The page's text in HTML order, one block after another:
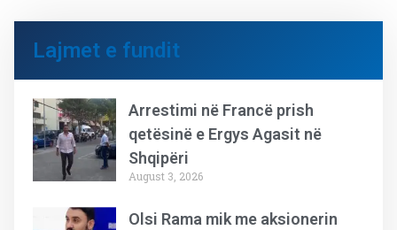
Lajmet e fundit
Arrestimi në Francë prish
qetësinë e Ergys Agasit në
Shqipëri
August 3, 2026
Olsi Rama mik me aksionerin